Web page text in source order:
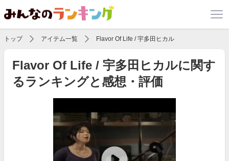
トップ アイテム一覧 Flavor Of Life / 宇多田ヒカル
Flavor Of Life / 宇多田ヒカルに関す
るランキングと感想・評価